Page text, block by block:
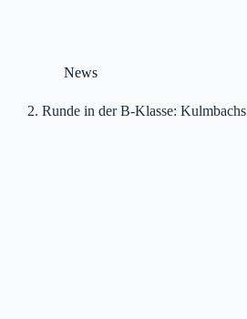
News
2. Runde in der B-Klasse: